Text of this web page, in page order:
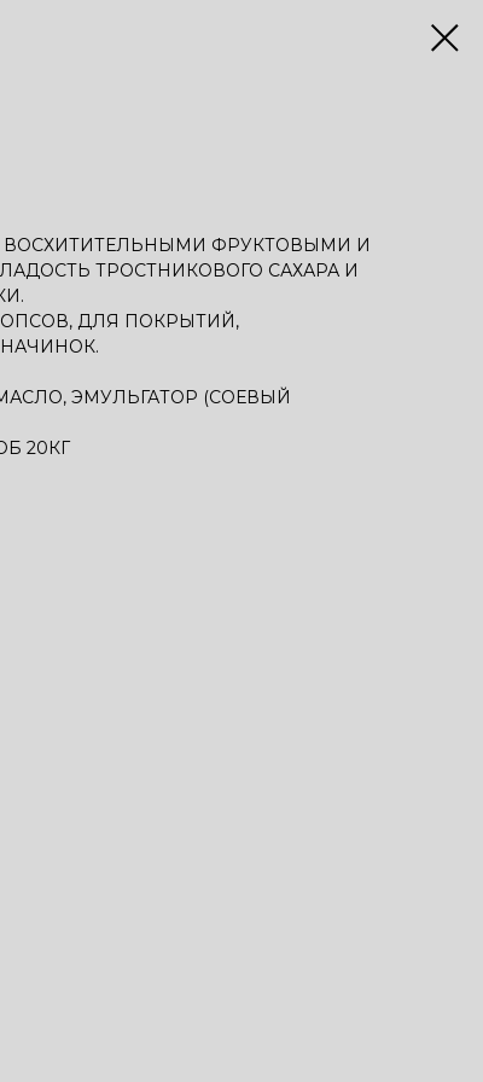
ФРУКТОВЫМИ И
ТРОСТНИКОВОГО САХАРА И
ДЛЯ ПОКРЫТИЙ,
ЭМУЛЬГАТОР (СОЕВЫЙ
20КГ